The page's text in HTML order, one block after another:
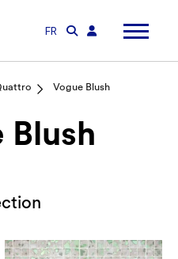
FR
Vogue Blush
Blush